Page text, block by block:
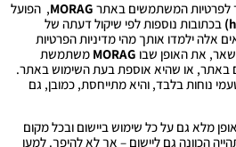
לפרטיות המשתמשים באתר MORAG, הפועל
) בכתובות נוספות לפי שיקול דעתה של
אלה ילמדו אותך מהי מדיניות הפרטיות
את האופן שבו MORAG משתמשת
או שהיא אוספת בעת השימוש באתר.
נוחות בלבד, והיא מתייחסת, כמובן, גם
מלא גם על כל שימוש ביישום ובכל מקום
הכוונה גם ליישום – אך לא להיפך. למען